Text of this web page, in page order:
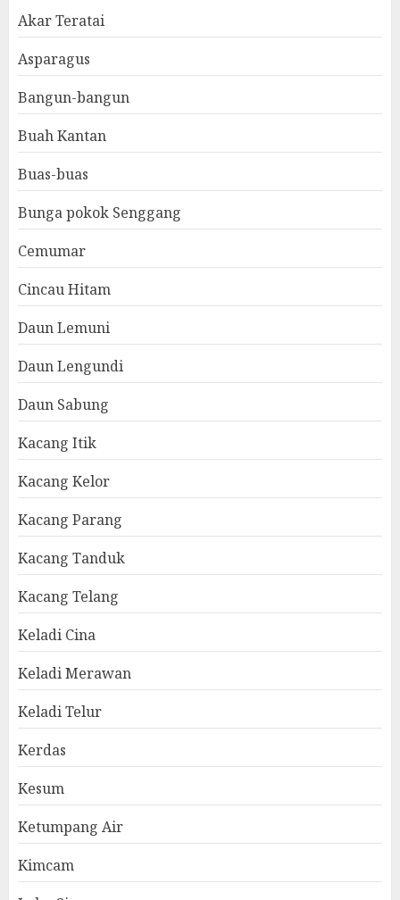
Akar Teratai
Asparagus
Bangun-bangun
Buah Kantan
Buas-buas
Bunga pokok Senggang
Cemumar
Cincau Hitam
Daun Lemuni
Daun Lengundi
Daun Sabung
Kacang Itik
Kacang Kelor
Kacang Parang
Kacang Tanduk
Kacang Telang
Keladi Cina
Keladi Merawan
Keladi Telur
Kerdas
Kesum
Ketumpang Air
Kimcam